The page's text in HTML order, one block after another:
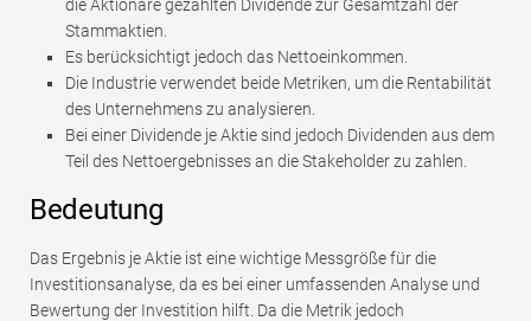
die Aktionäre gezahlten Dividende zur Gesamtzahl der
Stammaktien.
Es berücksichtigt jedoch das Nettoeinkommen.
Die Industrie verwendet beide Metriken, um die Rentabilität
des Unternehmens zu analysieren.
Bei einer Dividende je Aktie sind jedoch Dividenden aus dem
Teil des Nettoergebnisses an die Stakeholder zu zahlen.
Bedeutung
Das Ergebnis je Aktie ist eine wichtige Messgröße für die
Investitionsanalyse, da es bei einer umfassenden Analyse und
Bewertung der Investition hilft. Da die Metrik jedoch